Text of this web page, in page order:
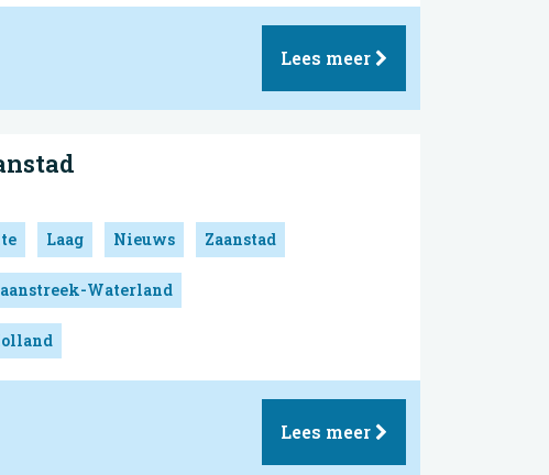
Lees meer
Laag Nieuws Zaanstad
Waterland
Lees meer